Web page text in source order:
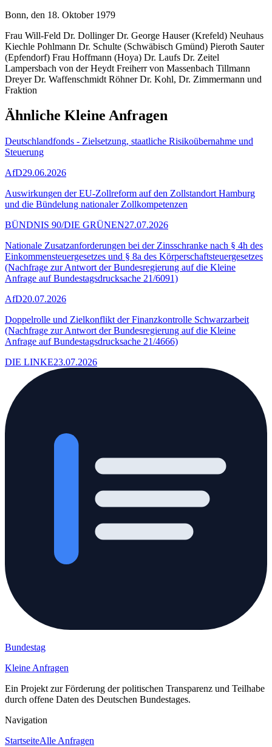
Bonn, den 18. Oktober 1979
Frau Will-Feld Dr. Dollinger Dr. George Hauser (Krefeld) Neuhaus
Kiechle Pohlmann Dr. Schulte (Schwäbisch Gmünd) Pieroth Sauter
(Epfendorf) Frau Hoffmann (Hoya) Dr. Laufs Dr. Zeitel
Lampersbach von der Heydt Freiherr von Massenbach Tillmann
Dreyer Dr. Waffenschmidt Röhner Dr. Kohl, Dr. Zimmermann und
Fraktion
Ähnliche Kleine Anfragen
Deutschlandfonds - Zielsetzung, staatliche Risikoübernahme und
Steuerung
AfD29.06.2026
Auswirkungen der EU-Zollreform auf den Zollstandort Hamburg
und die Bündelung nationaler Zollkompetenzen
BÜNDNIS 90/DIE GRÜNEN27.07.2026
Nationale Zusatzanforderungen bei der Zinsschranke nach § 4h des
Einkommensteuergesetzes und § 8a des Körperschaftsteuergesetzes
(Nachfrage zur Antwort der Bundesregierung auf die Kleine
Anfrage auf Bundestagsdrucksache 21/6091)
AfD20.07.2026
Doppelrolle und Zielkonflikt der Finanzkontrolle Schwarzarbeit
(Nachfrage zur Antwort der Bundesregierung auf die Kleine
Anfrage auf Bundestagsdrucksache 21/4666)
DIE LINKE23.07.2026
Bundestag
Kleine Anfragen
Ein Projekt zur Förderung der politischen Transparenz und Teilhabe
durch offene Daten des Deutschen Bundestages.
Navigation
StartseiteAlle Anfragen